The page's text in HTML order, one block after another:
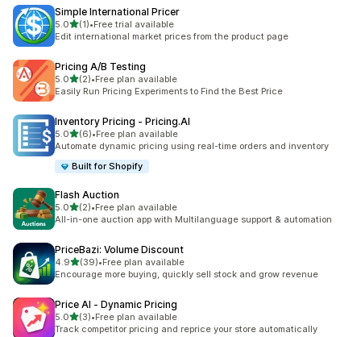
Simple International Pricer
5.05つ星中
(1)
合計レビュー数：1件
•Free trial available
Edit international market prices from the product page
Pricing A/B Testing
5.05つ星中
(2)
合計レビュー数：2件
•Free plan available
Easily Run Pricing Experiments to Find the Best Price
Inventory Pricing ‑ Pricing.AI
5.05つ星中
(6)
合計レビュー数：6件
•Free plan available
Automate dynamic pricing using real-time orders and inventory
Built for Shopify
Flash Auction
5.05つ星中
(2)
合計レビュー数：2件
•Free plan available
All-in-one auction app with Multilanguage support & automation
PriceBazi: Volume Discount
4.95つ星中
(39)
合計レビュー数：39件
•Free plan available
Encourage more buying, quickly sell stock and grow revenue
Price AI ‑ Dynamic Pricing
5.05つ星中
(3)
合計レビュー数：3件
•Free plan available
Track competitor pricing and reprice your store automatically